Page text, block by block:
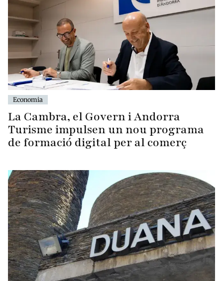
Economia
La Cambra, el Govern i Andorra
Turisme impulsen un nou programa
de formació digital per al comerç